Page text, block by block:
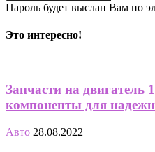
Пароль будет выслан Вам по
Это интересно!
Запчасти на двигатель
компоненты для
Авто 28.08.2022